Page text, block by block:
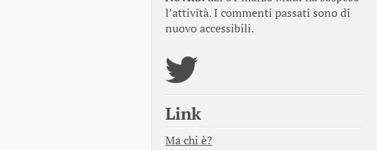
l’attività. I commenti passati sono di
nuovo accessibili.
Link
Ma chi è?